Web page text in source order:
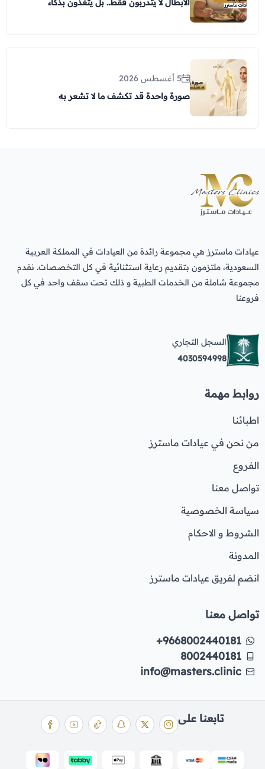
الأبطال لا يتدربون فقط.. بل يتغذون بذكاء
5 أغسطس 2026
صورة واحدة قد تكشف ما لا تشعر به
عيادات ماسترز هي مجموعة رائدة من العيادات في المملكة العربية
السعودية، ملتزمون بتقديم رعاية استثنائية في كل التخصصات. نقدم
مجموعة شاملة من الخدمات الطبية و ذلك تحت سقف واحد في كل
فروعنا
السجل التجاري
4030594998
روابط مهمة
اطبائنا
من نحن في عيادات ماسترز
الفروع
تواصل معنا
سياسة الخصوصية
الشروط و الاحكام
المدونة
انضم لفريق عيادات ماسترز
تواصل معنا
+9668002440181
8002440181
info@masters.clinic
تابعنا على